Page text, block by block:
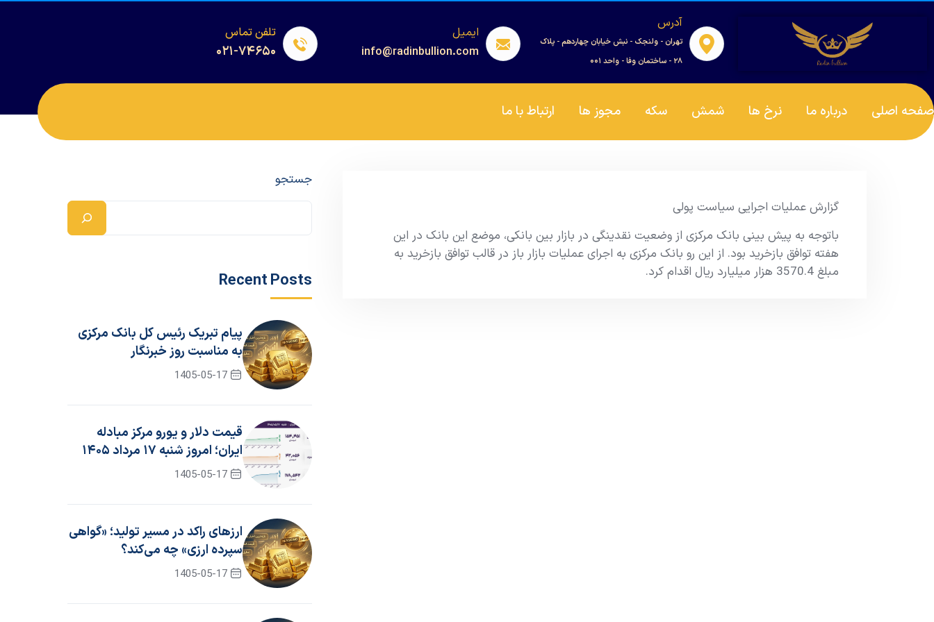
آدرس
تهران - ولنجک - نبش خیابان چهاردهم - پلاک
۲۸ - ساختمان وفا - واحد ۰۰۱
ایمیل
info@radinbullion.com
تلفن تماس
۰۲۱-۷۴۶۵۰
صفحه اصلی درباره ما نرخ ها شمش سکه مجوز ها ارتباط با ما
گزارش عملیات اجرایی سیاست پولی
باتوجه به پیش بینی بانک مرکزی از وضعیت نقدینگی در بازار بین بانکی، موضع این بانک در این
هفته توافق بازخرید بود. از این رو بانک مرکزی به اجرای عملیات بازار باز در قالب توافق بازخرید به
مبلغ 3570.4 هزار میلیارد ریال اقدام کرد.
جستجو
Recent Posts
پیام تبریک رئیس کل بانک مرکزی
به مناسبت روز خبرنگار
1405-05-17
قیمت دلار و یورو مرکز مبادله
ایران؛ امروز شنبه ۱۷ مرداد ۱۴۰۵
1405-05-17
ارزهای راکد در مسیر تولید؛ «گواهی
سپرده ارزی» چه می‌کند؟
1405-05-17